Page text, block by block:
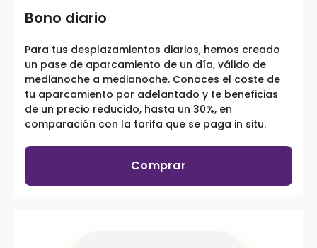
Bono diario
Para tus desplazamientos diarios, hemos creado
un pase de aparcamiento de un día, válido de
medianoche a medianoche. Conoces el coste de
tu aparcamiento por adelantado y te beneficias
de un precio reducido, hasta un 30%, en
comparación con la tarifa que se paga in situ.
Comprar